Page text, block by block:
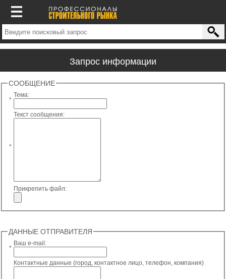
Запрос информации
СООБЩЕНИЕ
*
Тема:
*
Текст сообщения:
Прикрепить файл:
ДАННЫЕ ОТПРАВИТЕЛЯ
*
Ваш e-mail:
Контактные данные (город, контактное лицо, телефон, компания)